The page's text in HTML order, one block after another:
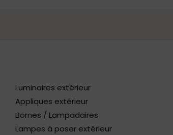
Luminaires extérieur
Appliques extérieur
Bornes / Lampadaires
Lampes à poser extérieur